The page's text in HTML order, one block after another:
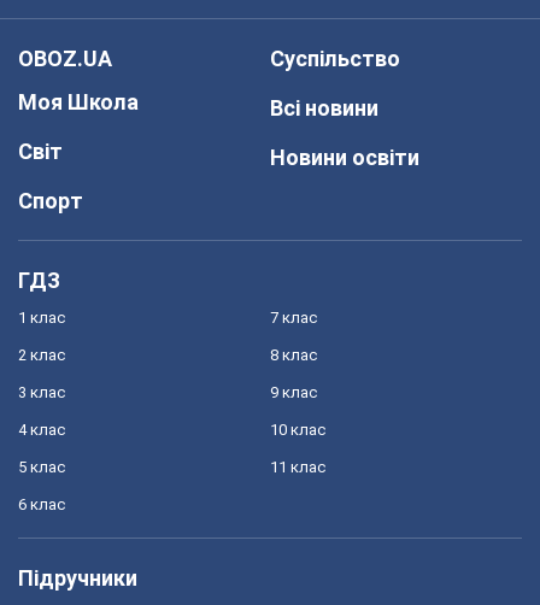
OBOZ.UA
Моя Школа
Світ
Спорт
Суспільство
Всі новини
Новини освіти
ГДЗ
1 клас
2 клас
3 клас
4 клас
5 клас
6 клас
7 клас
8 клас
9 клас
10 клас
11 клас
Підручники